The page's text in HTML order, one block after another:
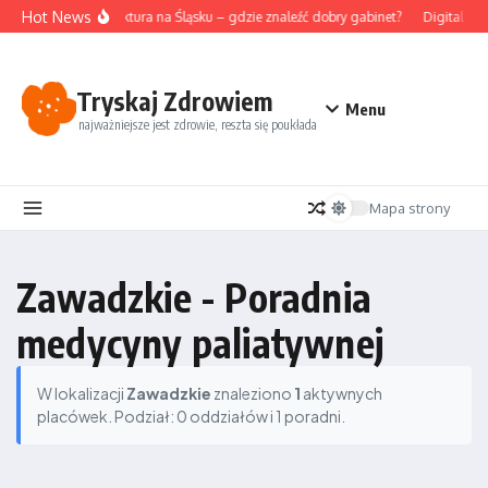
Przejdź do treści
Hot NewsAkupunktura na Śląsku – gdzie znaleźć dobry gabinet? Digital
Tryskaj Zdrowiem
najważniejsze jest zdrowie, reszta się poukłada
Menu
Mapa strony
Zawadzkie - Poradnia
medycyny paliatywnej
W lokalizacji Zawadzkie znaleziono 1 aktywnych
placówek. Podział: 0 oddziałów i 1 poradni.